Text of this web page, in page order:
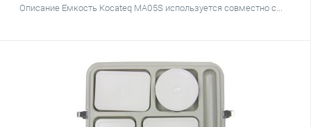
Описание Емкость Kocateq MA05S используется совместно с...